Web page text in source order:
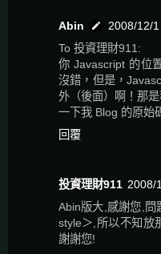
Abin
2008/12/
To 投資理財911:
你 Javascript 的位
沒錯，但是，
外（後面）啊！那
一下我 Blog 的原始
回覆
投資理財911 2008/
Abin版大,感謝您,問
style＞,所以不知放
謝謝您!